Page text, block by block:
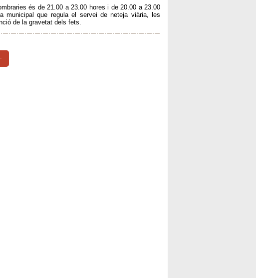
és de 21.00 a 23.00 hores i de 20.00 a 23.00
municipal que regula el servei de neteja viària, les
de la gravetat dels fets.